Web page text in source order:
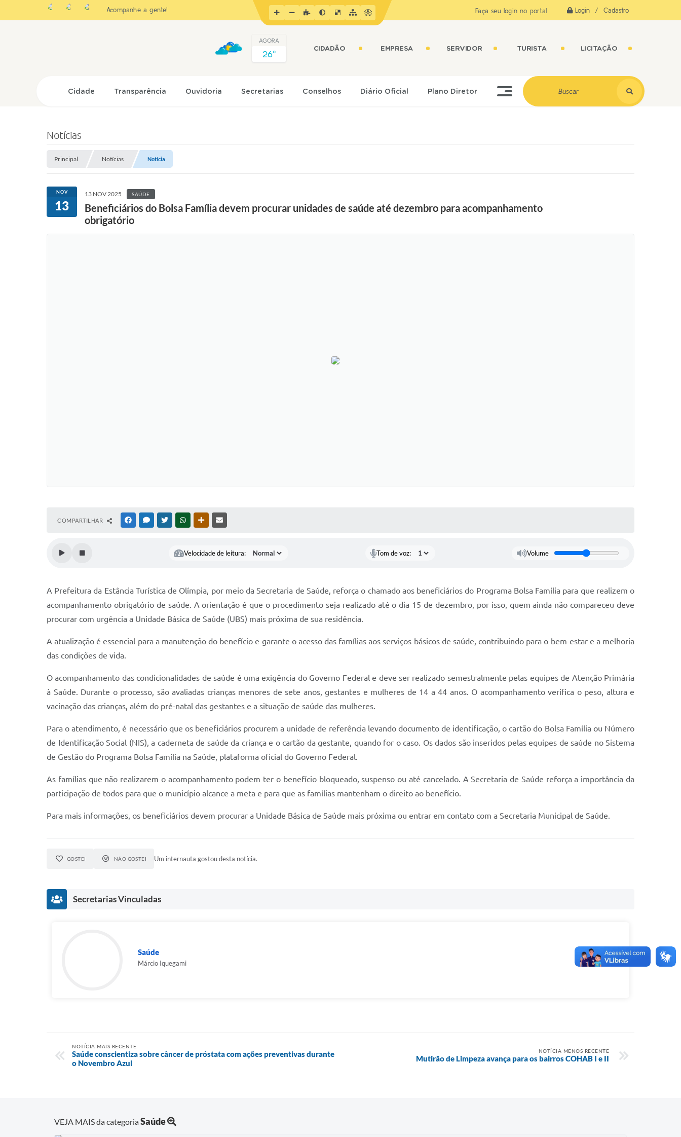
Faça seu login no portal Login / Cadastro
Acompanhe a gente!
CIDADÃO EMPRESA SERVIDOR TURISTA LICITAÇÃO
AGORA
26º
Cidade Transparência Ouvidoria Secretarias Conselhos Diário Oficial Plano Diretor
Notícias
Principal Notícias Notícia
NOV
13
13 NOV 2025 SAÚDE
Beneficiários do Bolsa Família devem procurar unidades de saúde até dezembro para acompanhamento
obrigatório
COMPARTILHAR FACEBOOKMESSENGER
TWITTERWHATSAPPOUTRAS MÍDIAS
Velocidade de leitura: Tom de voz: Volume
A Prefeitura da Estância Turística de Olímpia, por meio da Secretaria de Saúde, reforça o chamado aos beneficiários do Programa Bolsa Família para que realizem o
acompanhamento obrigatório de saúde. A orientação é que o procedimento seja realizado até o dia 15 de dezembro, por isso, quem ainda não compareceu deve
procurar com urgência a Unidade Básica de Saúde (UBS) mais próxima de sua residência.
A atualização é essencial para a manutenção do benefício e garante o acesso das famílias aos serviços básicos de saúde, contribuindo para o bem-estar e a melhoria
das condições de vida.
O acompanhamento das condicionalidades de saúde é uma exigência do Governo Federal e deve ser realizado semestralmente pelas equipes de Atenção Primária
à Saúde. Durante o processo, são avaliadas crianças menores de sete anos, gestantes e mulheres de 14 a 44 anos. O acompanhamento verifica o peso, altura e
vacinação das crianças, além do pré-natal das gestantes e a situação de saúde das mulheres.
Para o atendimento, é necessário que os beneficiários procurem a unidade de referência levando documento de identificação, o cartão do Bolsa Família ou Número
de Identificação Social (NIS), a caderneta de saúde da criança e o cartão da gestante, quando for o caso. Os dados são inseridos pelas equipes de saúde no Sistema
de Gestão do Programa Bolsa Família na Saúde, plataforma oficial do Governo Federal.
As famílias que não realizarem o acompanhamento podem ter o benefício bloqueado, suspenso ou até cancelado. A Secretaria de Saúde reforça a importância da
participação de todos para que o município alcance a meta e para que as famílias mantenham o direito ao benefício.
Para mais informações, os beneficiários devem procurar a Unidade Básica de Saúde mais próxima ou entrar em contato com a Secretaria Municipal de Saúde.
GOSTEI NÃO GOSTEI Um internauta gostou desta notícia.
Secretarias Vinculadas
Saúde
Márcio Iquegami
NOTÍCIA MAIS RECENTE
Saúde conscientiza sobre câncer de próstata com ações preventivas durante
o Novembro Azul
NOTÍCIA MENOS RECENTE
Mutirão de Limpeza avança para os bairros COHAB I e II
VEJA MAIS da categoriaSaúde